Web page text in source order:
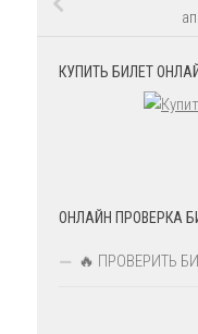
КУПИТЬ БИЛЕТ
ОНЛАЙН ПРОВЕРКА
🔥 ПРОВЕРИТЬ